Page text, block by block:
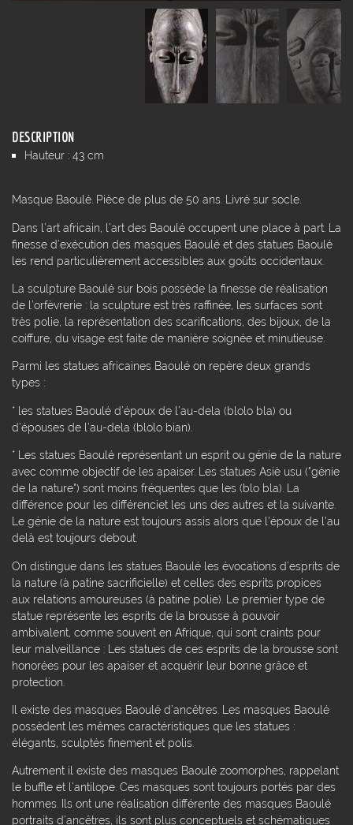
DESCRIPTION
Hauteur : 43 cm
Masque Baoulé. Pièce de plus de 50 ans. Livré sur socle.
Dans l’art africain, l’art des Baoulé occupent une place à part. La
finesse d’exécution des masques Baoulé et des statues Baoulé
les rend particulièrement accessibles aux goûts occidentaux.
La sculpture Baoulé sur bois possède la finesse de réalisation
de l’orfèvrerie : la sculpture est très raffinée, les surfaces sont
très polie, la représentation des scarifications, des bijoux, de la
coiffure, du visage est faite de manière soignée et minutieuse.
Parmi les statues africaines Baoulé on repère deux grands
types :
* les statues Baoulé d’époux de l’au-dela (blolo bla) ou
d’épouses de l’au-dela (blolo bian).
* Les statues Baoulé représentant un esprit ou génie de la nature
avec comme objectif de les apaiser. Les statues Asiè usu ("génie
de la nature") sont moins fréquentes que les (blo bla). La
différence pour les différenciet les uns des autres et la suivante.
Le génie de la nature est toujours assis alors que l'époux de l'au
delà est toujours debout.
On distingue dans les statues Baoulé les évocations d’esprits de
la nature (à patine sacrificielle) et celles des esprits propices
aux relations amoureuses (à patine polie). Le premier type de
statue représente les esprits de la brousse à pouvoir
ambivalent, comme souvent en Afrique, qui sont craints pour
leur malveillance : Les statues de ces esprits de la brousse sont
honorées pour les apaiser et acquérir leur bonne grâce et
protection.
Il existe des masques Baoulé d’ancêtres. Les masques Baoulé
possèdent les mêmes caractéristiques que les statues :
élégants, sculptés finement et polis.
Autrement il existe des masques Baoulé zoomorphes, rappelant
le buffle et l’antilope. Ces masques sont toujours portés par des
hommes. Ils ont une réalisation différente des masques Baoulé
portraits d’ancêtres, ils sont plus conceptuels et schématiques